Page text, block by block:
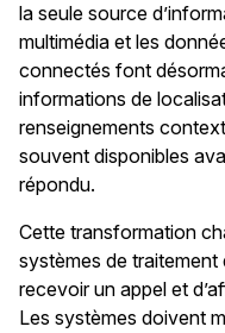
la seule source
multimédia et les
connectés font
informations de
renseignements
souvent disponibles
répondu.
Cette transformation
systèmes de traitement
recevoir un appel et
Les systèmes doivent